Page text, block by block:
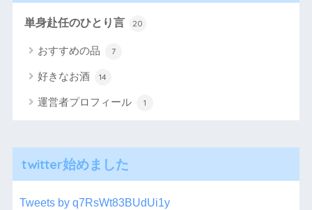
単身赴任のひとり言 20
おすすめの品 7
好きなお酒 14
運営者プロフィール 1
twitter始めました
Tweets by q7RsWt83BUdUi1y